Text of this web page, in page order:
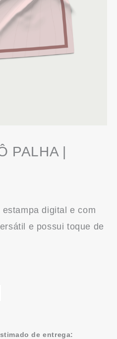
PALHA |
digital e com
e possui toque de
de entrega: